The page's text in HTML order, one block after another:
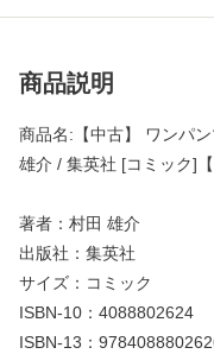
商品説明
商品名:【中古】 ワンパ
雄介 / 集英社 [コミック]
著者：村田 雄介
出版社：集英社
サイズ：コミック
ISBN-10：4088802624
ISBN-13：